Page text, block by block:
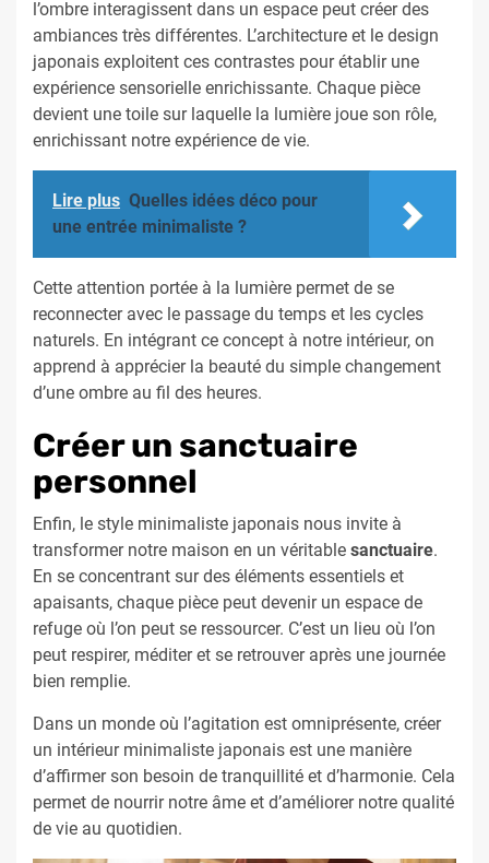
l’ombre interagissent dans un espace peut créer des
ambiances très différentes. L’architecture et le design
japonais exploitent ces contrastes pour établir une
expérience sensorielle enrichissante. Chaque pièce
devient une toile sur laquelle la lumière joue son rôle,
enrichissant notre expérience de vie.
Lire plus Quelles idées déco pour
une entrée minimaliste ?
Cette attention portée à la lumière permet de se
reconnecter avec le passage du temps et les cycles
naturels. En intégrant ce concept à notre intérieur, on
apprend à apprécier la beauté du simple changement
d’une ombre au fil des heures.
Créer un sanctuaire
personnel
Enfin, le style minimaliste japonais nous invite à
transformer notre maison en un véritable sanctuaire.
En se concentrant sur des éléments essentiels et
apaisants, chaque pièce peut devenir un espace de
refuge où l’on peut se ressourcer. C’est un lieu où l’on
peut respirer, méditer et se retrouver après une journée
bien remplie.
Dans un monde où l’agitation est omniprésente, créer
un intérieur minimaliste japonais est une manière
d’affirmer son besoin de tranquillité et d’harmonie. Cela
permet de nourrir notre âme et d’améliorer notre qualité
de vie au quotidien.